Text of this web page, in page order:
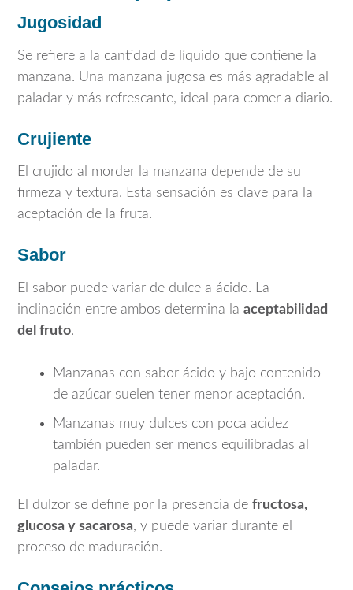
Jugosidad
Se refiere a la cantidad de líquido que contiene la
manzana. Una manzana jugosa es más agradable al
paladar y más refrescante, ideal para comer a diario.
Crujiente
El crujido al morder la manzana depende de su
firmeza y textura. Esta sensación es clave para la
aceptación de la fruta.
Sabor
El sabor puede variar de dulce a ácido. La
inclinación entre ambos determina la aceptabilidad
del fruto.
Manzanas con sabor ácido y bajo contenido
de azúcar suelen tener menor aceptación.
Manzanas muy dulces con poca acidez
también pueden ser menos equilibradas al
paladar.
El dulzor se define por la presencia de fructosa,
glucosa y sacarosa, y puede variar durante el
proceso de maduración.